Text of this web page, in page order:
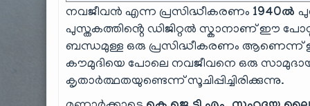
നവജീവൻ എന്ന പ്രസിദ്ധീകരണം 1940ൽ
പുസ്തകത്തിൻ്റെ ഡിജിറ്റൽ സ്കാനാണ് ഈ
ബന്ധമുള്ള ഒരു പ്രസിദ്ധീകരണം ആണെന്ന്
കൗമുദിയെ പോലെ നവജീവനെ ഒരു
കൃതാർത്ഥതയുണ്ടെന്ന് സൂചിപ്പിച്ചിരിക്കുന്നു.